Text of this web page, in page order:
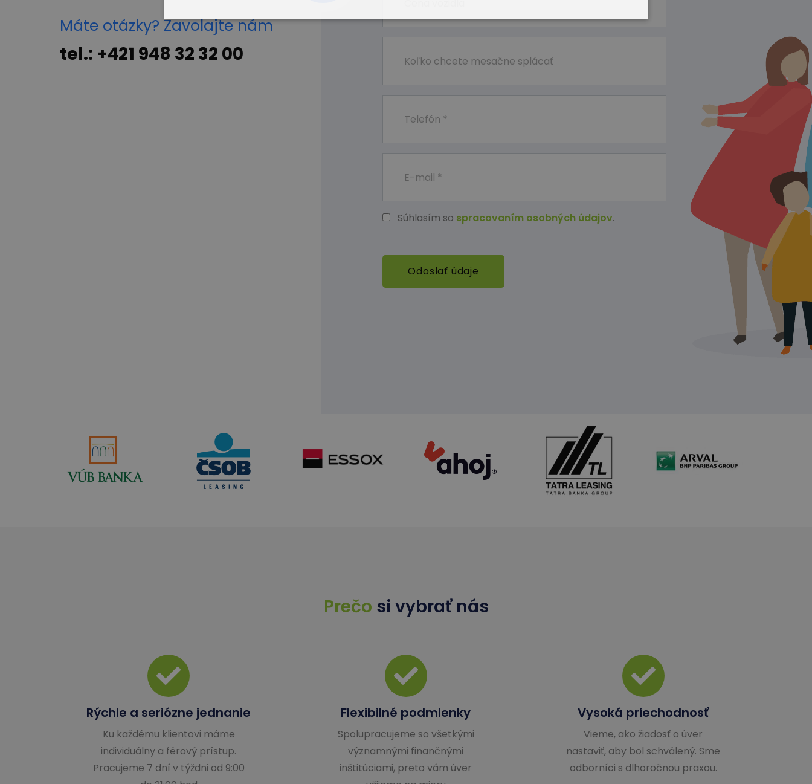
Máte otázky? Zavolajte nám
tel.: +421 948 32 32 00
Súhlasím so spracovaním osobných údajov.
Odoslať údaje
Prečo si vybrať nás
Rýchle a seriózne jednanie
Ku každému klientovi máme
individuálny a férový prístup.
Pracujeme 7 dní v týždni od 9:00
Flexibilné podmienky
Spolupracujeme so všetkými
významnými finančnými
inštitúciami, preto vám úver
Vysoká priechodnosť
Vieme, ako žiadosť o úver
nastaviť, aby bol schválený. Sme
odborníci s dlhoročnou praxou.